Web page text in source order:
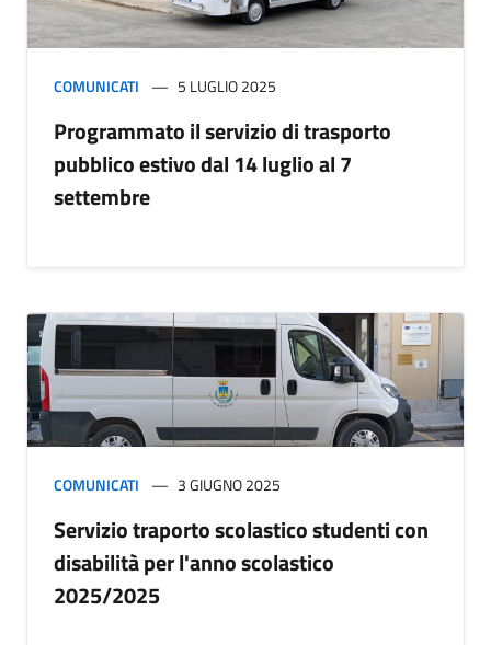
COMUNICATI 5 LUGLIO 2025
Programmato il servizio di trasporto
pubblico estivo dal 14 luglio al 7
settembre
COMUNICATI 3 GIUGNO 2025
Servizio traporto scolastico studenti con
disabilità per l'anno scolastico
2025/2025